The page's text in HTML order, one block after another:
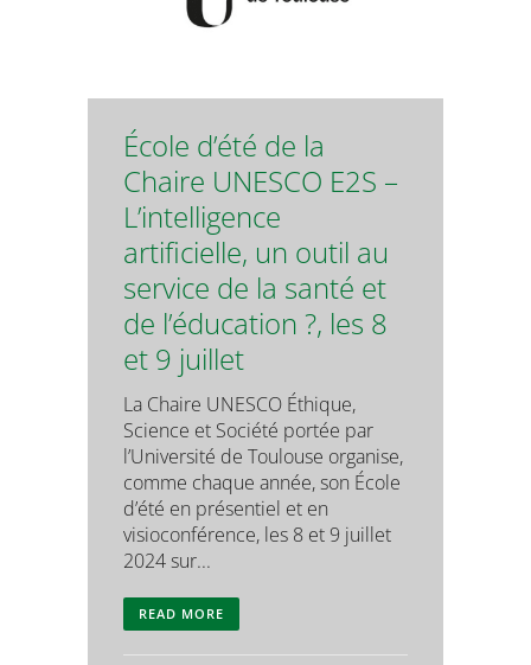
École d’été de la
Chaire UNESCO E2S –
L’intelligence
artificielle, un outil au
service de la santé et
de l’éducation ?, les 8
et 9 juillet
La Chaire UNESCO Éthique,
Science et Société portée par
l’Université de Toulouse organise,
comme chaque année, son École
d’été en présentiel et en
visioconférence, les 8 et 9 juillet
2024 sur...
READ MORE